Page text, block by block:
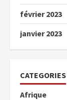
février 2023
janvier 2023
CATEGORIES
Afrique